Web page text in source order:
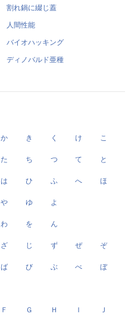
割れ鍋に綴じ蓋
人間性能
バイオハッキング
ディノバルド亜種
か き く け こ
た ち つ て と
は ひ ふ へ ほ
や ゆ よ
わ を ん
ざ じ ず ぜ ぞ
ば び ぶ べ ぼ
Ｆ Ｇ Ｈ Ｉ Ｊ